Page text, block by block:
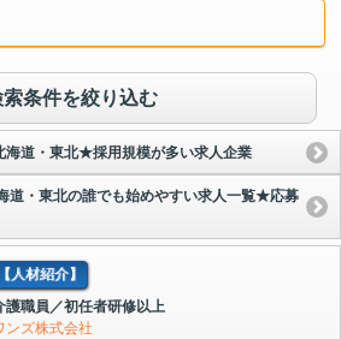
索条件を絞り込む
海道・東北★採用規模が多い求人企業
道・東北の誰でも始めやすい求人一覧★応募
人材紹介】
護職員／初任者研修以上
ンズ株式会社